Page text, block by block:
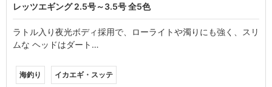
レッツエギング 2.5号～3.5号 全5色
ラトル入り夜光ボディ採用で、ローライトや濁りにも強く、スリ
ムな ヘッドはダート…
海釣り イカエギ・スッテ